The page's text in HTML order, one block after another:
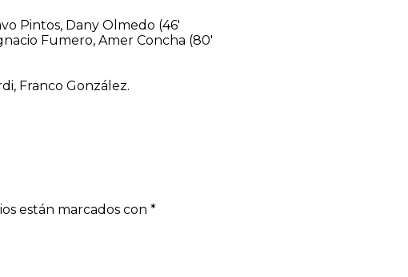
Pintos, Dany Olmedo (46′
Fumero, Amer Concha (80′
Franco González.
están marcados con *